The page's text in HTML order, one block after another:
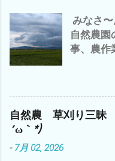
意味？ -
っぱ、
験 は、ど
^^; 世の
かには、
気づいた
分で や
雨明け
エビ 抱
の草刈
予定^^;
も、梅
にご注意
みなさ
自然農園
事、農作
前中は
の夕立
チョッ
自然農 草刈り三昧
´ω｀*)
- 7月 02, 2026